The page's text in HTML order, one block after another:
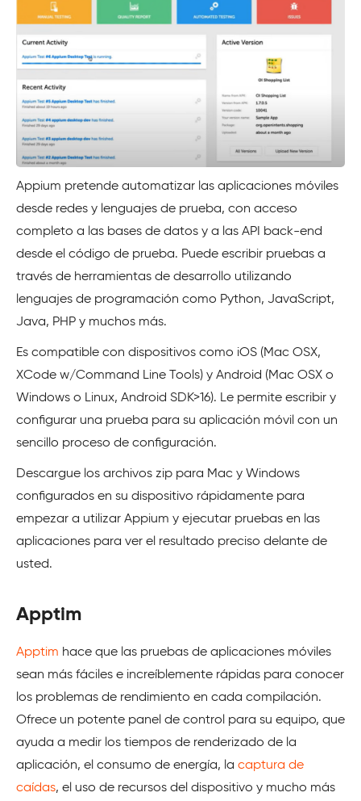
Appium pretende automatizar las aplicaciones móviles
desde redes y lenguajes de prueba, con acceso
completo a las bases de datos y a las API back-end
desde el código de prueba. Puede escribir pruebas a
través de herramientas de desarrollo utilizando
lenguajes de programación como Python, JavaScript,
Java, PHP y muchos más.
Es compatible con dispositivos como iOS (Mac OSX,
XCode w/Command Line Tools) y Android (Mac OSX o
Windows o Linux, Android SDK>16). Le permite escribir y
configurar una prueba para su aplicación móvil con un
sencillo proceso de configuración.
Descargue los archivos zip para Mac y Windows
configurados en su dispositivo rápidamente para
empezar a utilizar Appium y ejecutar pruebas en las
aplicaciones para ver el resultado preciso delante de
usted.
Apptim
Apptim hace que las pruebas de aplicaciones móviles
sean más fáciles e increíblemente rápidas para conocer
los problemas de rendimiento en cada compilación.
Ofrece un potente panel de control para su equipo, que
ayuda a medir los tiempos de renderizado de la
aplicación, el consumo de energía, la captura de
caídas, el uso de recursos del dispositivo y mucho más